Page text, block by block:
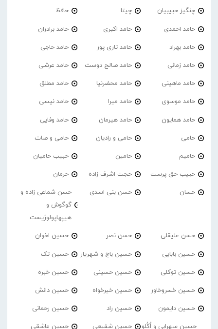
چنگیز حبیبیان چیتا حافظ
حامد احمدی حامد اکبری حامد برادران
حامد بهراد حامد تاری پور حامد حاجی
حامد زمانی حامد صالح دوست حامد عرشی
حامد ماهینی حامد محضرنیا حامد مطلق
حامد موسوی حامد میرا حامد نیسی
حامد همایون حامد هیرمان حامد وفایی
حامی حامی و رادیان حامی و صات
حامیم حامین حبیب حامیان
حبیب حق پرست حجت اشرف زاده حرمان
حسان حسن بنی اسدی
حسن شماعی زاده و
گوگوش و
هیپهاپولوژیست
حسن علیقلی حسن نصر حسین اخوان
حسین بابایی حسین باج و شهریار حسین تک
حسین توکلی حسین حسینی حسین خبره
حسین خسروخاور حسین خیرخواه حسین دانش
حسین دایمون حسین راد حسین رحمانی
حسین سهرابی و اُکُلو حسین شفیعی حسین عاشقی